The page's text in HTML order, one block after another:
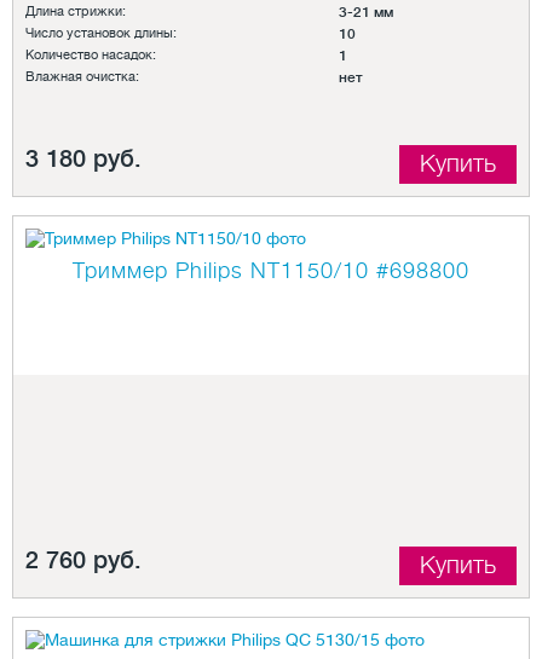
Длина стрижки: 3-21 мм
Число установок длины: 10
Количество насадок: 1
Влажная очистка: нет
3 180 руб. Купить
Триммер Philips NT1150/10 #698800
2 760 руб. Купить